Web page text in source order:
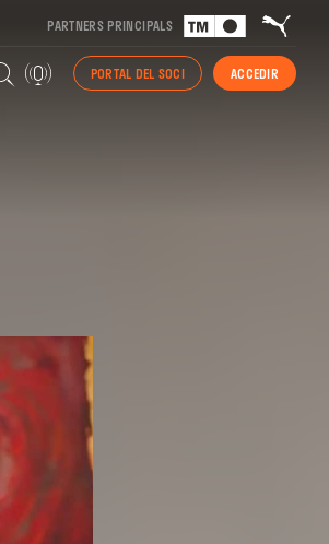
PARTNERS PRINCIPALS
PORTAL DEL SOCI ACCEDIR